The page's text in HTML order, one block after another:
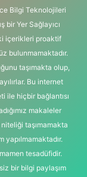
Bilgi Teknolojileri
bir Yer Sağlayıcı
içerikleri proaktif
bulunmamaktadır.
taşımakta olup,
Bu internet
ile hiçbir bağlantısı
makaleler
taşımamakta
yapılmamaktadır.
tesadüfidir.
bir bilgi paylaşım